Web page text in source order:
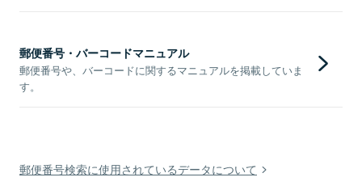
郵便番号・バーコードマニュアル
郵便番号や、バーコードに関するマニュアルを掲載していま
す。
郵便番号検索に使用されているデータについて